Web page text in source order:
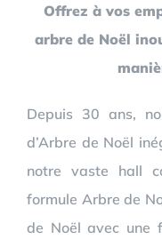
Offrez à vos
arbre de Noël
Depuis 30 ans,
d’Arbre de Noël
notre vaste hall
formule Arbre de
de Noël avec une